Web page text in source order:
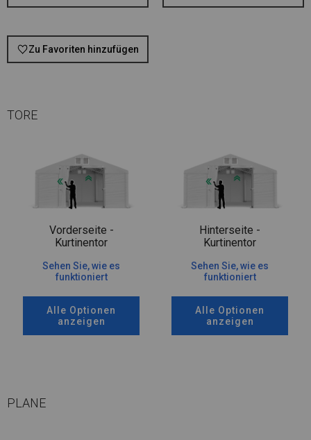
Zu Favoriten hinzufügen
TORE
Vorderseite -
Kurtinentor
Sehen Sie, wie es
funktioniert
Alle Optionen
anzeigen
Hinterseite -
Kurtinentor
Sehen Sie, wie es
funktioniert
Alle Optionen
anzeigen
PLANE